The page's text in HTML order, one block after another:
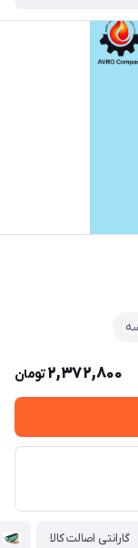
2,372,800تومان
گارانتی اصالت کالا